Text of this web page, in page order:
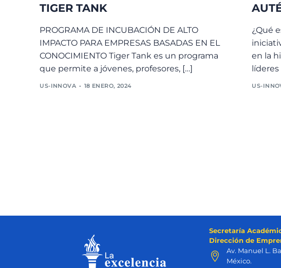
TIGER TANK
PROGRAMA DE INCUBACIÓN DE ALTO
IMPACTO PARA EMPRESAS BASADAS EN EL
CONOCIMIENTO Tiger Tank es un programa
que permite a jóvenes, profesores, […]
US-INNOVA 18 ENERO, 2024
¿Qué
en la
líderes
US-
Secretaría
Dirección de
Av. Manuel L.
México.